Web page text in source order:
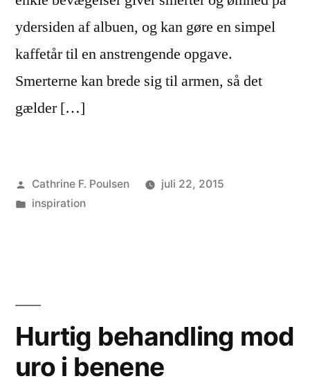
ydersiden af albuen, og kan gøre en simpel
kaffetår til en anstrengende opgave.
Smerterne kan brede sig til armen, så det
gælder […]
Posted
by
Cathrine F. Poulsen
juli 22, 2015
Posted
inspiration
Hurtig behandling mod
uro i benene